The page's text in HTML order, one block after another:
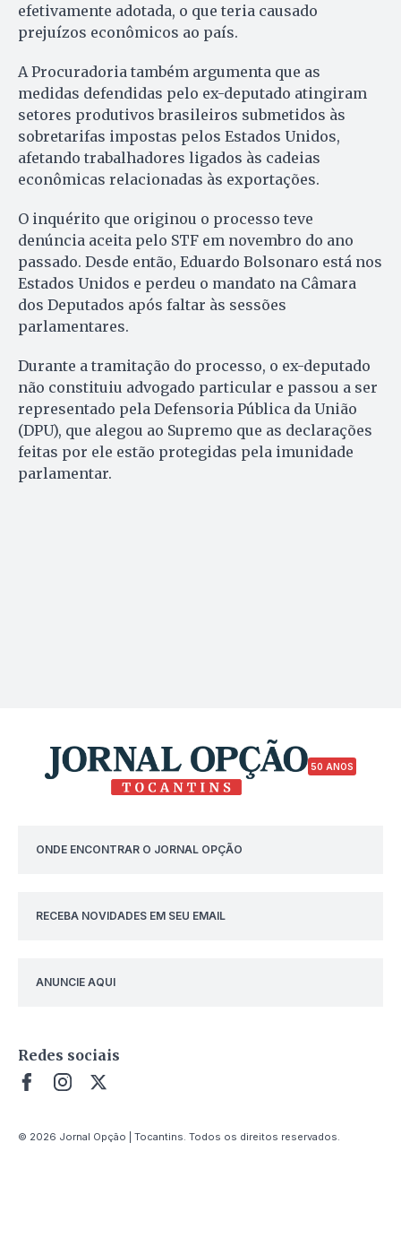
efetivamente adotada, o que teria causado
prejuízos econômicos ao país.
A Procuradoria também argumenta que as
medidas defendidas pelo ex-deputado atingiram
setores produtivos brasileiros submetidos às
sobretarifas impostas pelos Estados Unidos,
afetando trabalhadores ligados às cadeias
econômicas relacionadas às exportações.
O inquérito que originou o processo teve
denúncia aceita pelo STF em novembro do ano
passado. Desde então, Eduardo Bolsonaro está nos
Estados Unidos e perdeu o mandato na Câmara
dos Deputados após faltar às sessões
parlamentares.
Durante a tramitação do processo, o ex-deputado
não constituiu advogado particular e passou a ser
representado pela Defensoria Pública da União
(DPU), que alegou ao Supremo que as declarações
feitas por ele estão protegidas pela imunidade
parlamentar.
50 ANOS
ONDE ENCONTRAR O JORNAL OPÇÃO
RECEBA NOVIDADES EM SEU EMAIL
ANUNCIE AQUI
Redes sociais
© 2026 Jornal Opção | Tocantins. Todos os direitos reservados.